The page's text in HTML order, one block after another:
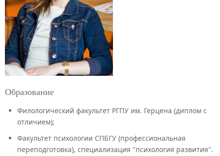
Образование
Филологический факультет РГПУ им. Герцена (диплом с
отличием);
Факультет психологии СПБГУ (профессиональная
переподготовка), специализация "психология развития".